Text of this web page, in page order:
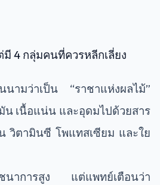
4 กลุ่มคนที่ควรหลีกเลี่ยง
นามว่าเป็น “ราชาแห่งผลไม้”
น เนื้อแน่น และอุดมไปด้วยสาร
วิตามินซี โพแทสเซียม และใย
นาการสูง แต่แพทย์เตือนว่า